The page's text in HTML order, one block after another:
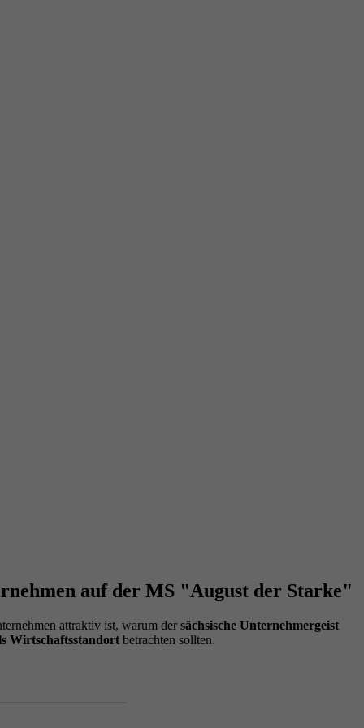
auf der MS "August der Starke"
attraktiv ist, warum der sächsische Unternehmergeist
Wirtschaftsstandort betrachten sollten.